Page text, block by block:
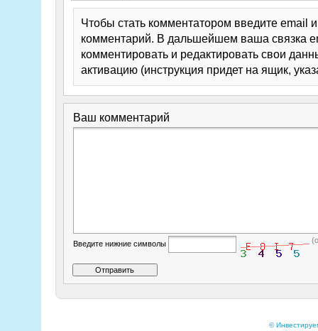
Чтобы стать комментатором введите email
комментарий. В дальшейшем ваша связка
комментировать и редактировать свои
активацию (инструкция придет на ящик,
Ваш комментарий
Введите нижние символы
©